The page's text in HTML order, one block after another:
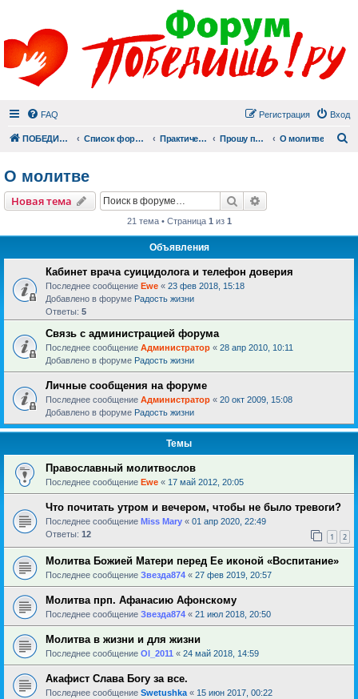
FAQ Вход
Регистрация
ПОБЕДИШЬ.РУ Список форумов Практический раздел Прошу помолиться О молитве
О молитве
Новая тема Поиск
21 тема • Страница 1 из 1
Объявления
Кабинет врача суицидолога и телефон доверия
Последнее сообщение Ewe « 23 фев 2018, 15:18
Добавлено в форуме Радость жизни
Ответы: 5
Связь с администрацией форума
Последнее сообщение Администратор « 28 апр 2010, 10:11
Добавлено в форуме Радость жизни
Личные сообщения на форуме
Последнее сообщение Администратор « 20 окт 2009, 15:08
Добавлено в форуме Радость жизни
Темы
Православный молитвослов
Последнее сообщение Ewe « 17 май 2012, 20:05
Что почитать утром и вечером, чтобы не было тревоги?
Последнее сообщение Miss Mary « 01 апр 2020, 22:49
Ответы: 12 1 2
Молитва Божией Матери перед Ее иконой «Воспитание»
Последнее сообщение Звезда874 « 27 фев 2019, 20:57
Молитва прп. Афанасию Афонскому
Последнее сообщение Звезда874 « 21 июл 2018, 20:50
Молитва в жизни и для жизни
Последнее сообщение Ol_2011 « 24 май 2018, 14:59
Акафист Слава Богу за все.
Последнее сообщение Swetushka « 15 июн 2017, 00:22